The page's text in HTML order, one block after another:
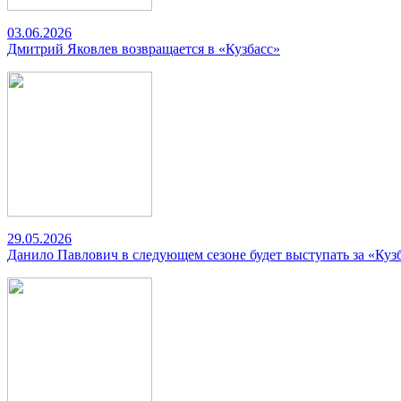
03.06.2026
Дмитрий Яковлев возвращается в «Кузбасс»
29.05.2026
Данило Павлович в следующем сезоне будет выступать за